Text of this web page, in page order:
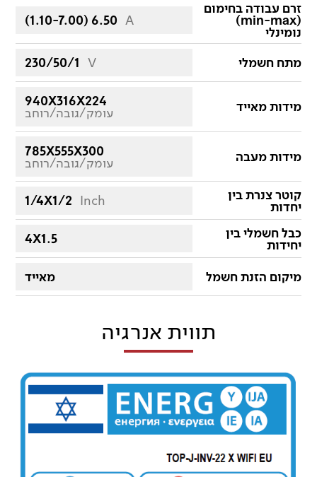
זרם עבודה בחימום
(min-max)
נומינלי
(1.10-7.00) 6.50 A
מתח חשמלי 230/50/1 V
מידות מאייד
940X316X224
עומק/גובה/רוחב
מידות מעבה
785X555X300
עומק/גובה/רוחב
קוטר צנרת בין
יחדות
1/4X1/2 Inch
כבל חשמלי בין
יחידות
4X1.5
מיקום הזנת חשמל מאייד
תווית אנרגיה